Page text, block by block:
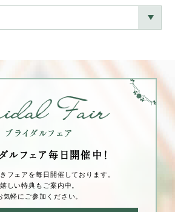
ルフェア毎⽇開催中！
フェアを毎⽇開催しております。
嬉しい特典もご案内中。
気軽にご参加ください。